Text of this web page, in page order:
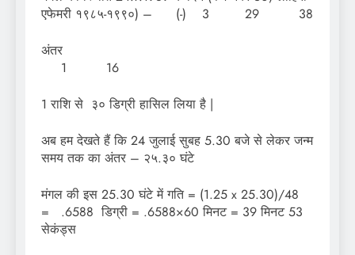
एफेमरी १९८५-१९९०) – (-) 3 29 38
1 16
1 राशि से ३० डिग्री हासिल लिया है |
अब हम देखते हैं कि 24 जुलाई सुबह 5.30 बजे से लेकर जन्म
समय तक का अंतर – २५.३० घंटे
मंगल की इस 25.30 घंटे में गति = (1.25 x 25.30)/48
= .6588 डिग्री = .6588×60 मिनट = 39 मिनट 53
सेकंड्स